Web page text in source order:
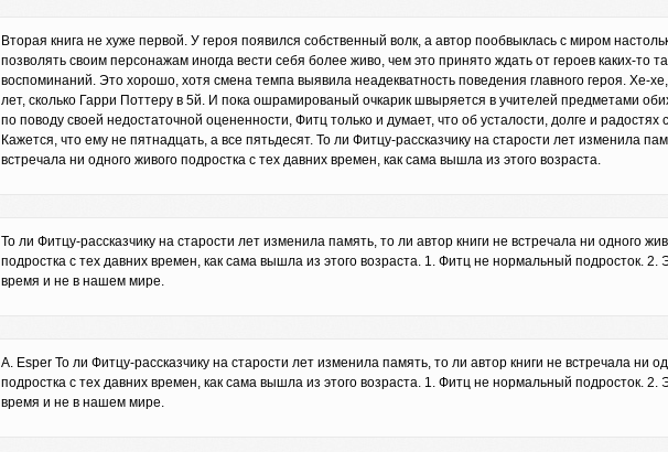
Вторая книга не хуже первой. У героя появился собственный волк, а автор пообвыклась с миром
позволять своим персонажам иногда вести себя более живо, чем это принято ждать от героев каких-то
воспоминаний. Это хорошо, хотя смена темпа выявила неадекватность поведения главного героя. Хе-
лет, сколько Гарри Поттеру в 5й. И пока ошрамированый очкарик швыряется в учителей предметами
по поводу своей недостаточной оцененности, Фитц только и думает, что об усталости, долге и
Кажется, что ему не пятнадцать, а все пятьдесят. То ли Фитцу-рассказчику на старости лет изменила
встречала ни одного живого подростка с тех давних времен, как сама вышла из этого возраста.
То ли Фитцу-рассказчику на старости лет изменила память, то ли автор книги не встречала ни одного
подростка с тех давних времен, как сама вышла из этого возраста. 1. Фитц не нормальный подросток. 2.
время и не в нашем мире.
A. Esper То ли Фитцу-рассказчику на старости лет изменила память, то ли автор книги не встречала ни
подростка с тех давних времен, как сама вышла из этого возраста. 1. Фитц не нормальный подросток. 2.
время и не в нашем мире.